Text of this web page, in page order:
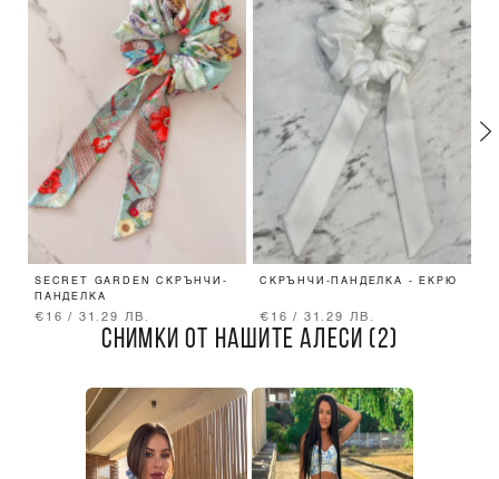
SECRET GARDEN СКРЪНЧИ-
ПАНДЕЛКА
€16 / 31.29 ЛВ.
СКРЪНЧИ-ПАНДЕЛКА - ЕКРЮ
€16 / 31.29 ЛВ.
СНИМКИ ОТ НАШИТЕ АЛЕСИ (2)